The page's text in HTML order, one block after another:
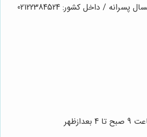
/ داخل کشور: 02122384524